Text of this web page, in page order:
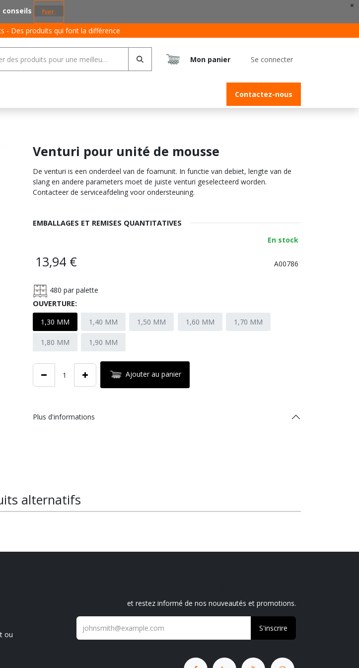
×
hier.
- Des produits qui font la différence
Mon panier Se connecter
Contactez-nous
Venturi pour unité de mousse
De venturi is een onderdeel van de foamunit. In functie van debiet, lengte van de
slang en andere parameters moet de juiste venturi geselecteerd worden.
Contacteer de serviceafdeling voor ondersteuning.
EMBALLAGES ET REMISES QUANTITATIVES
En stock
13,94 € A00786
480 par palette
OUVERTURE:
1,30 MM
1,40 MM 1,50 MM 1,60 MM 1,70 MM
1,80 MM 1,90 MM
Ajouter au panier
Plus d'informations
alternatifs
et restez informé de nos nouveautés et promotions.
S'inscrire
ou